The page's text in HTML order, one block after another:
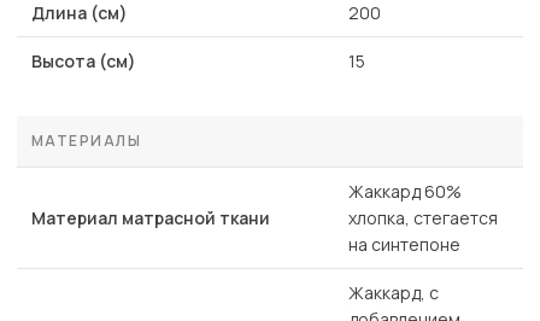
Длина (см) 200
Высота (см) 15
МАТЕРИАЛЫ
Материал матрасной ткани
Жаккард 60%
хлопка, стегается
на синтепоне
Жаккард, с